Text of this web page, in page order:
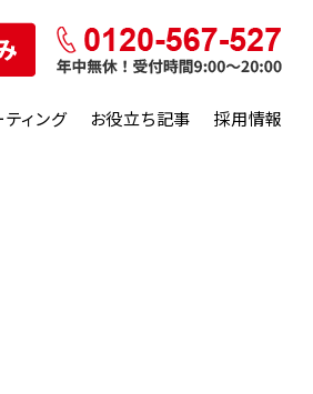
ティング お役立ち記事 採用情報